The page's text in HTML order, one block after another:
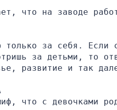
что на заводе
только за себя. Если
за детьми, то
развитие и так
что с девочками